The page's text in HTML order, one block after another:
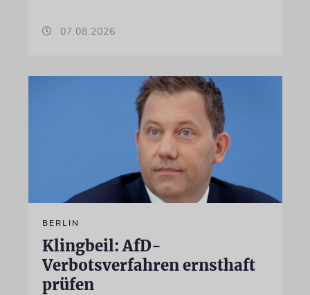
07.08.2026
BERLIN
Klingbeil: AfD-
Verbotsverfahren ernsthaft
prüfen